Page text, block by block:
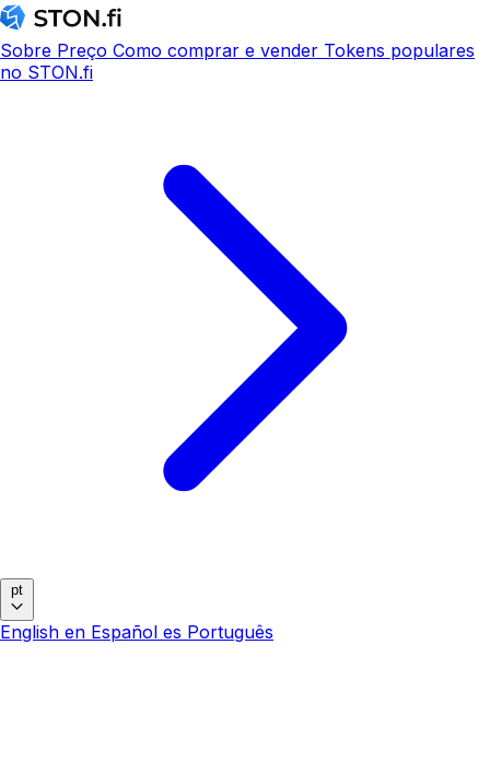
Sobre Preço Como comprar e vender Tokens populares
no STON.fi
pt
English en Español es Português